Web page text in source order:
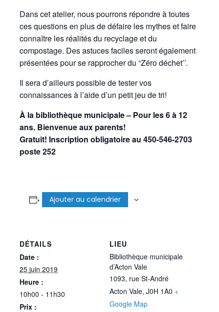
Dans cet atelier, nous pourrons répondre à toutes
ces questions en plus de défaire les mythes et faire
connaître les réalités du recyclage et du
compostage. Des astuces faciles seront également
présentées pour se rapprocher du “Zéro déchet’’.
Il sera d’ailleurs possible de tester vos
connaissances à l’aide d’un petit jeu de tri!
À la bibliothèque municipale – Pour les 6 à 12
ans. Bienvenue aux parents!
Gratuit! Inscription obligatoire au 450-546-2703
poste 252
Ajouter au calendrier
DÉTAILS
Date :
25 juin 2019
Heure :
10h00 - 11h30
Prix :
LIEU
Bibliothèque municipale
d’Acton Vale
1093, rue St-André
Acton Vale, J0H 1A0 +
Google Map